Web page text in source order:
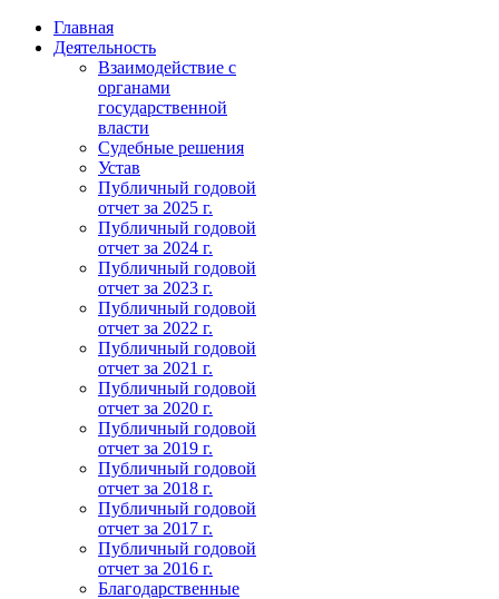
Главная
Деятельность
Взаимодействие с
органами
государственной
власти
Судебные решения
Устав
Публичный годовой
отчет за 2025 г.
Публичный годовой
отчет за 2024 г.
Публичный годовой
отчет за 2023 г.
Публичный годовой
отчет за 2022 г.
Публичный годовой
отчет за 2021 г.
Публичный годовой
отчет за 2020 г.
Публичный годовой
отчет за 2019 г.
Публичный годовой
отчет за 2018 г.
Публичный годовой
отчет за 2017 г.
Публичный годовой
отчет за 2016 г.
Благодарственные